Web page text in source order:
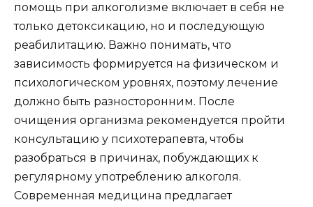
помощь при алкоголизме включает в себя не
только детоксикацию, но и последующую
реабилитацию. Важно понимать, что
зависимость формируется на физическом и
психологическом уровнях, поэтому лечение
должно быть разносторонним. После
очищения организма рекомендуется пройти
консультацию у психотерапевта, чтобы
разобраться в причинах, побуждающих к
регулярному употреблению алкоголя.
Современная медицина предлагает